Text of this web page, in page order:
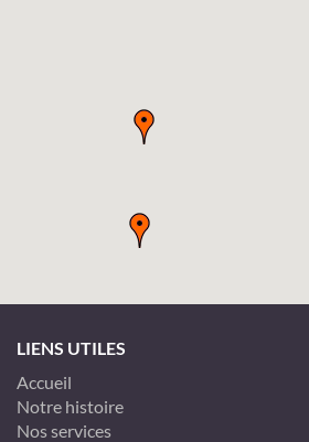
LIENS UTILES
Accueil
Notre histoire
Nos services